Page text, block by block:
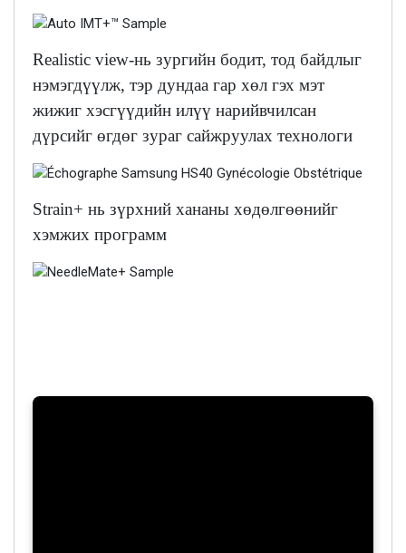
Realistic view-нь зургийн бодит, тод байдлыг
нэмэгдүүлж, тэр дундаа гар хөл гэх мэт
жижиг хэсгүүдийн илүү нарийвчилсан
дүрсийг өгдөг зураг сайжруулах технологи
Strain+ нь зүрхний хананы хөдөлгөөнийг
хэмжих программ